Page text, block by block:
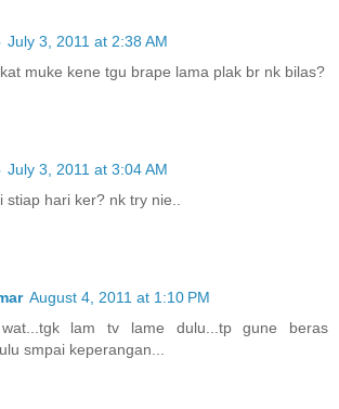
July 3, 2011 at 2:38 AM
muke kene tgu brape lama plak br nk bilas?
July 3, 2011 at 3:04 AM
stiap hari ker? nk try nie..
August 4, 2011 at 1:10 PM
lam tv lame dulu...tp gune beras
smpai keperangan...